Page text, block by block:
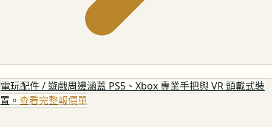
電玩配件 / 遊戲周邊涵蓋 PS5、Xbox 專業手把與 VR 頭戴式裝
置。 查看完整報價單